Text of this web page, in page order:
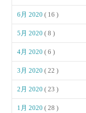
6月 2020( 16 )
5月 2020( 8 )
4月 2020( 6 )
3月 2020( 22 )
2月 2020( 23 )
1月 2020( 28 )